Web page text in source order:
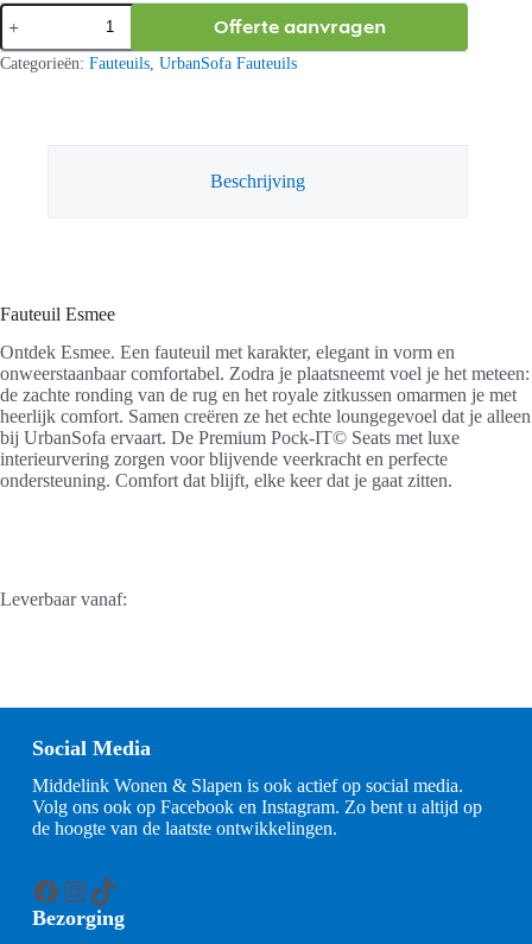
Fauteuil
Esmee
aantal
Offerte aanvragen
Categorieën: Fauteuils UrbanSofa Fauteuils
Beschrijving
Fauteuil Esmee
Ontdek Esmee. Een fauteuil met karakter, elegant in vorm en
onweerstaanbaar comfortabel. Zodra je plaatsneemt voel je het meteen:
de zachte ronding van de rug en het royale zitkussen omarmen je met
heerlijk comfort. Samen creëren ze het echte loungegevoel dat je alleen
bij UrbanSofa ervaart. De Premium Pock-IT© Seats met luxe
interieurvering zorgen voor blijvende veerkracht en perfecte
ondersteuning. Comfort dat blijft, elke keer dat je gaat zitten.
Leverbaar vanaf:
Social Media
Middelink Wonen & Slapen is ook actief op social media.
Volg ons ook op Facebook en Instagram. Zo bent u altijd op
de hoogte van de laatste ontwikkelingen.
Facebook
Instagram
TikTok
Bezorging